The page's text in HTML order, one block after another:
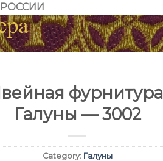
фурнитура |
Галуны — 3002
Category: Галуны